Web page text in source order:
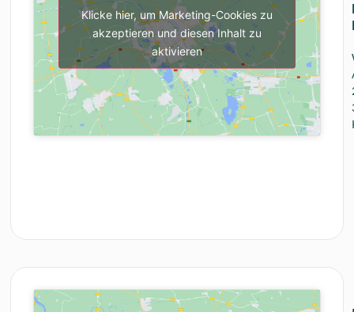
Klicke hier, um Marketing-Cookies zu
akzeptieren und diesen Inhalt zu
aktivieren